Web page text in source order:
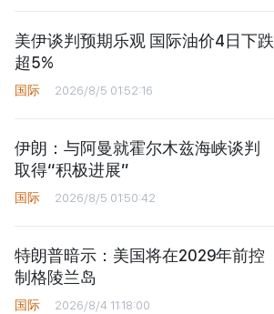
美伊谈判预期乐观 国际油价4日下跌
超5%
国际 2026/8/5 01:52:16
伊朗：与阿曼就霍尔木兹海峡谈判
取得“积极进展”
国际 2026/8/5 01:50:42
特朗普暗示：美国将在2029年前控
制格陵兰岛
国际 2026/8/4 11:18:00